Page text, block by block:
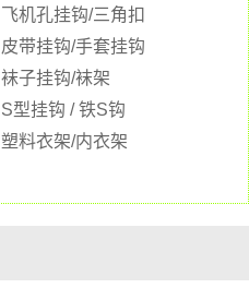
飞机孔挂钩/三角扣
皮带挂钩/手套挂钩
袜子挂钩/袜架
S型挂钩 / 铁S钩
塑料衣架/内衣架